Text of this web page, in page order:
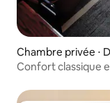
Chambre privée ⋅
Confort classique